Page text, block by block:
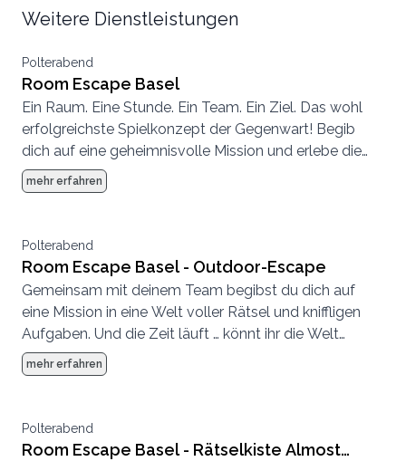
Weitere Dienstleistungen
Polterabend
Room Escape Basel
Ein Raum. Eine Stunde. Ein Team. Ein Ziel. Das wohl
erfolgreichste Spielkonzept der Gegenwart! Begib
dich auf eine geheimnisvolle Mission und erlebe die
kürzeste Stunde deines Lebens in einer
atemberaubenden Kulisse!
mehr erfahren
Polterabend
Room Escape Basel - Outdoor-Escape
Gemeinsam mit deinem Team begibst du dich auf
eine Mission in eine Welt voller Rätsel und kniffligen
Aufgaben. Und die Zeit läuft … könnt ihr die Welt
retten?
mehr erfahren
Polterabend
Room Escape Basel - Rätselkiste Almost